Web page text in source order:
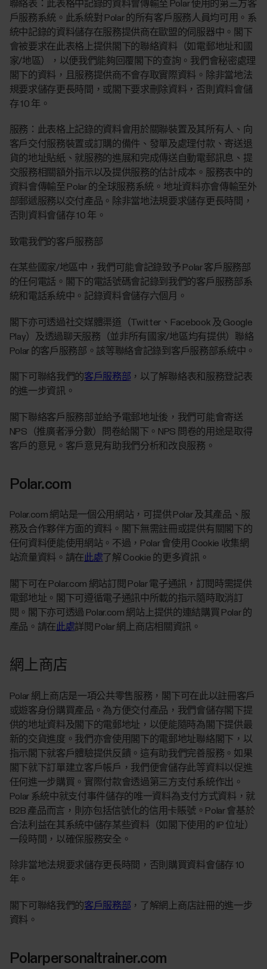
聯絡表 ：此表格中記錄的資料會傳輸至 Polar 使用的第三方客
戶服務系統。此系統對 Polar 的所有客戶服務人員均可用。系
統中記錄的資料儲存在服務提供商在歐盟的伺服器中。閣下
會被要求在此表格上提供閣下的聯絡資料（如電郵地址和國
家/地區），以便我們能夠回覆閣下的查詢。我們會秘密處理
閣下的資料，且服務提供商不會存取實際資料。除非當地法
規要求儲存更長時間，或閣下要求刪除資料，否則資料會儲
存 10 年。
服務 ：此表格上記錄的資料會用於關聯裝置及其所有人、向
客戶交付服務裝置或訂購的備件、發單及處理付款、寄送退
貨的地址貼紙、就服務的進展和完成傳送自動電郵訊息、提
交服務相關額外指示以及提供服務的估計成本。服務表中的
資料會傳輸至 Polar 的全球服務系統。地址資料亦會傳輸至外
部郵遞服務以交付產品。除非當地法規要求儲存更長時間，
否則資料會儲存 10 年。
致電我們的客戶服務部
在某些國家/地區中，我們可能會記錄致予 Polar 客戶服務部
的任何電話。閣下的電話號碼會記錄到我們的客戶服務部系
統和電話系統中。記錄資料會儲存六個月。
閣下亦可透過社交媒體渠道（Twitter、Facebook 及 Google
Play）及透過聊天服務（並非所有國家/地區均有提供）聯絡
Polar 的客戶服務部。該等聯絡會記錄到客戶服務部系統中。
閣下可聯絡我們的客戶服務部 ，以了解聯絡表和服務登記表
的進一步資訊。
閣下聯絡客戶服務部並給予電郵地址後，我們可能會寄送
NPS（推廣者淨分數）問卷給閣下。NPS 問卷的用途是取得
客戶的意見。客戶意見有助我們分析和改良服務。
Polar.com
Polar.com 網站是一個公用網站，可提供 Polar 及其產品、服
務及合作夥伴方面的資料。閣下無需註冊或提供有關閣下的
任何資料便能使用網站。不過，Polar 會使用 Cookie 收集網
站流量資料。請在此處 了解 Cookie 的更多資訊。
閣下可在 Polar.com 網站訂閱 Polar 電子通訊，訂閱時需提供
電郵地址。閣下可遵循電子通訊中所載的指示隨時取消訂
閱。閣下亦可透過 Polar.com 網站上提供的連結購買 Polar 的
產品。請在此處詳閱 Polar 網上商店相關資訊。
網上商店
Polar 網上商店是一項公共零售服務，閣下可在此以註冊客戶
或遊客身份購買產品。為方便交付產品，我們會儲存閣下提
供的地址資料及閣下的電郵地址，以便能隨時為閣下提供最
新的交貨進度。我們亦會使用閣下的電郵地址聯絡閣下，以
指示閣下就客戶體驗提供反饋。這有助我們完善服務。如果
閣下就下訂單建立客戶帳戶，我們便會儲存此等資料以促進
任何進一步購買。實際付款會透過第三方支付系統作出。
Polar 系統中就支付事件儲存的唯一資料為支付方式資料，就
B2B 產品而言，則亦包括信號化的信用卡賬號。Polar 會基於
合法利益在其系統中儲存某些資料（如閣下使用的 IP 位址）
一段時間，以確保服務安全。
除非當地法規要求儲存更長時間，否則購買資料會儲存 10
年。
閣下可聯絡我們的客戶服務部 ，了解網上商店註冊的進一步
資料。
Polarpersonaltrainer.com